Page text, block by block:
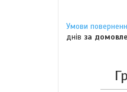
днів за